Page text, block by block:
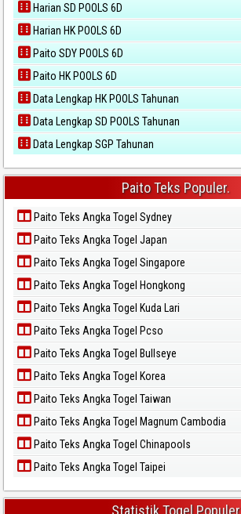
Harian SD POOLS 6D
Harian HK POOLS 6D
Paito SDY POOLS 6D
Paito HK POOLS 6D
Data Lengkap HK POOLS Tahunan
Data Lengkap SD POOLS Tahunan
Data Lengkap SGP Tahunan
Paito Teks Populer.
Paito Teks Angka Togel Sydney
Paito Teks Angka Togel Japan
Paito Teks Angka Togel Singapore
Paito Teks Angka Togel Hongkong
Paito Teks Angka Togel Kuda Lari
Paito Teks Angka Togel Pcso
Paito Teks Angka Togel Bullseye
Paito Teks Angka Togel Korea
Paito Teks Angka Togel Taiwan
Paito Teks Angka Togel Magnum Cambodia
Paito Teks Angka Togel Chinapools
Paito Teks Angka Togel Taipei
Statistik Togel Populer